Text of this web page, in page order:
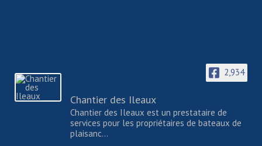
2,934
Chantier des Ileaux
Chantier des Ileaux est un prestataire de
services pour les propriétaires de bateaux de
plaisanc...